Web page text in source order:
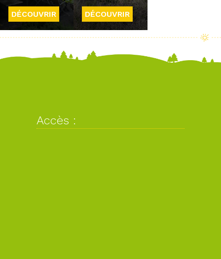
DÉCOUVRIR DÉCOUVRIR
Accès :